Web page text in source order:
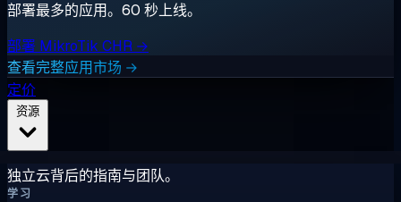
部署最多的应用。60 秒上线。
部署 MikroTik CHR →
查看完整应用市场 →
定价
独立云背后的指南与团队。
学习